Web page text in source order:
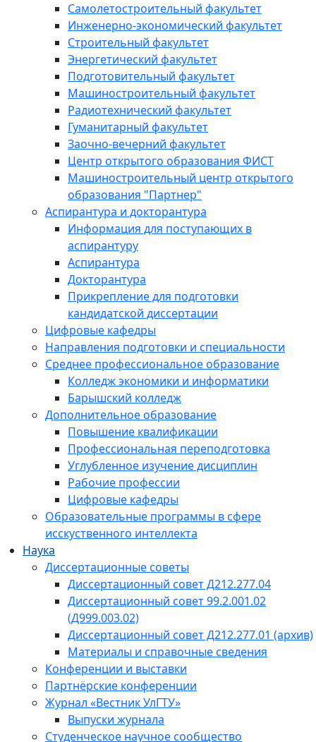
Самолетостроительный факультет
Инженерно-экономический факультет
Строительный факультет
Энергетический факультет
Подготовительный факультет
Машиностроительный факультет
Радиотехнический факультет
Гуманитарный факультет
Заочно-вечерний факультет
Центр открытого образования ФИСТ
Машиностроительный центр открытого
образования "Партнер"
Аспирантура и докторантура
Информация для поступающих в
аспирантуру
Аспирантура
Докторантура
Прикрепление для подготовки
кандидатской диссертации
Цифровые кафедры
Направления подготовки и специальности
Среднее профессиональное образование
Колледж экономики и информатики
Барышский колледж
Дополнительное образование
Повышение квалификации
Профессиональная переподготовка
Углубленное изучение дисциплин
Рабочие профессии
Цифровые кафедры
Образовательные программы в сфере
исскуственного интеллекта
Наука
Диссертационные советы
Диссертационный совет Д212.277.04
Диссертационный совет 99.2.001.02
(Д999.003.02)
Диссертационный совет Д212.277.01 (архив)
Материалы и справочные сведения
Конференции и выставки
Партнёрские конференции
Журнал «Вестник УлГТУ»
Выпуски журнала
Студенческое научное сообщество